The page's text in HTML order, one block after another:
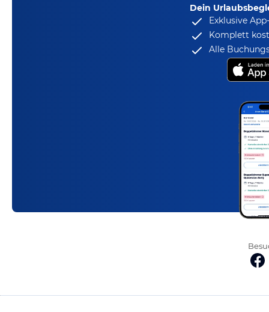
Dein
Exklusive
Komplett
Alle